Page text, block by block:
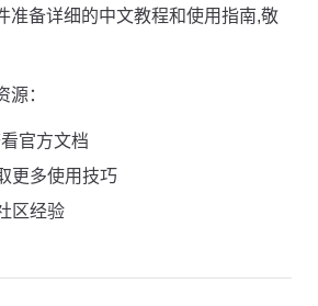
准备详细的中文教程和使用指南,敬
：
官方文档
更多使用技巧
区经验